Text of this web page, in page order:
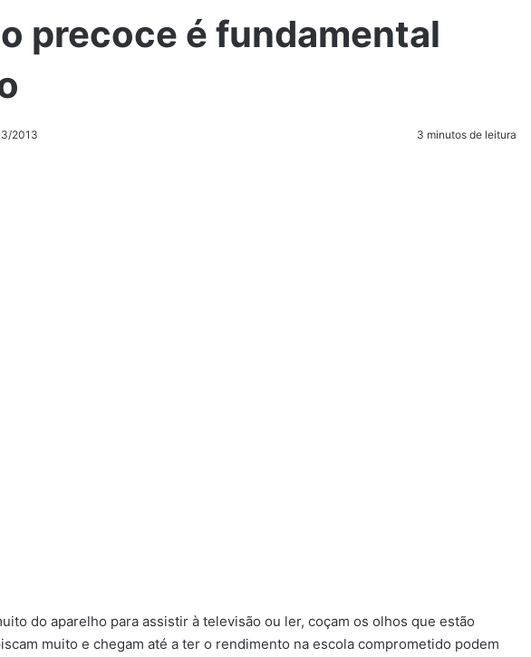
precoce é fundamental
2013 3 minutos de leitura
do aparelho para assistir à televisão ou ler, coçam os olhos que estão
muito e chegam até a ter o rendimento na escola comprometido podem